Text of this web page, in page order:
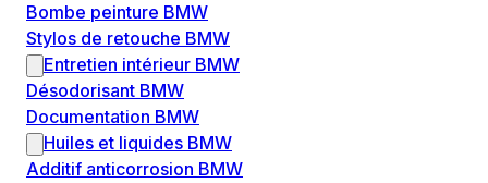
Bombe peinture BMW
Stylos de retouche BMW
Entretien intérieur BMW
Désodorisant BMW
Documentation BMW
Huiles et liquides BMW
Additif anticorrosion BMW